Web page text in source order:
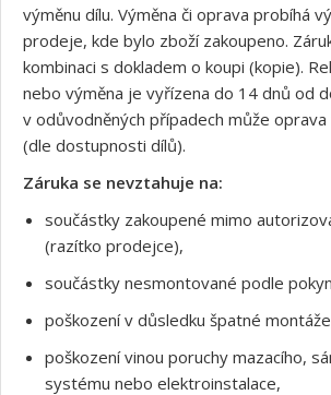
výměnu dílu. Výměna či oprava probíhá
prodeje, kde bylo zboží zakoupeno.
kombinaci s dokladem o koupi (kopie).
nebo výměna je vyřízena do 14 dnů od
v odůvodněných případech může
(dle dostupnosti dílů).
Záruka se nevztahuje na:
součástky zakoupené mimo
(razítko prodejce),
součástky nesmontované podle
poškození v důsledku špatné
poškození vinou poruchy mazacího,
systému nebo elektroinstalace,